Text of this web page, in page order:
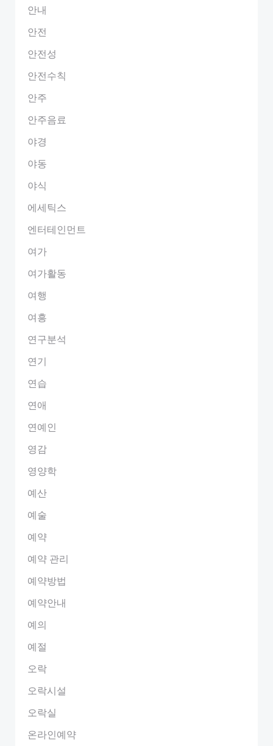
안내
안전
안전성
안전수칙
안주
안주음료
야경
야동
야식
에세틱스
엔터테인먼트
여가
여가활동
여행
여흥
연구분석
연기
연습
연애
연예인
영감
영양학
예산
예술
예약
예약 관리
예약방법
예약안내
예의
예절
오락
오락시설
오락실
온라인예약